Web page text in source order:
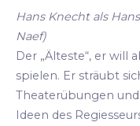
Hans Knecht als
Naef)
Der „Älteste“, er will
spielen. Er sträubt
Theaterübungen und
Ideen des